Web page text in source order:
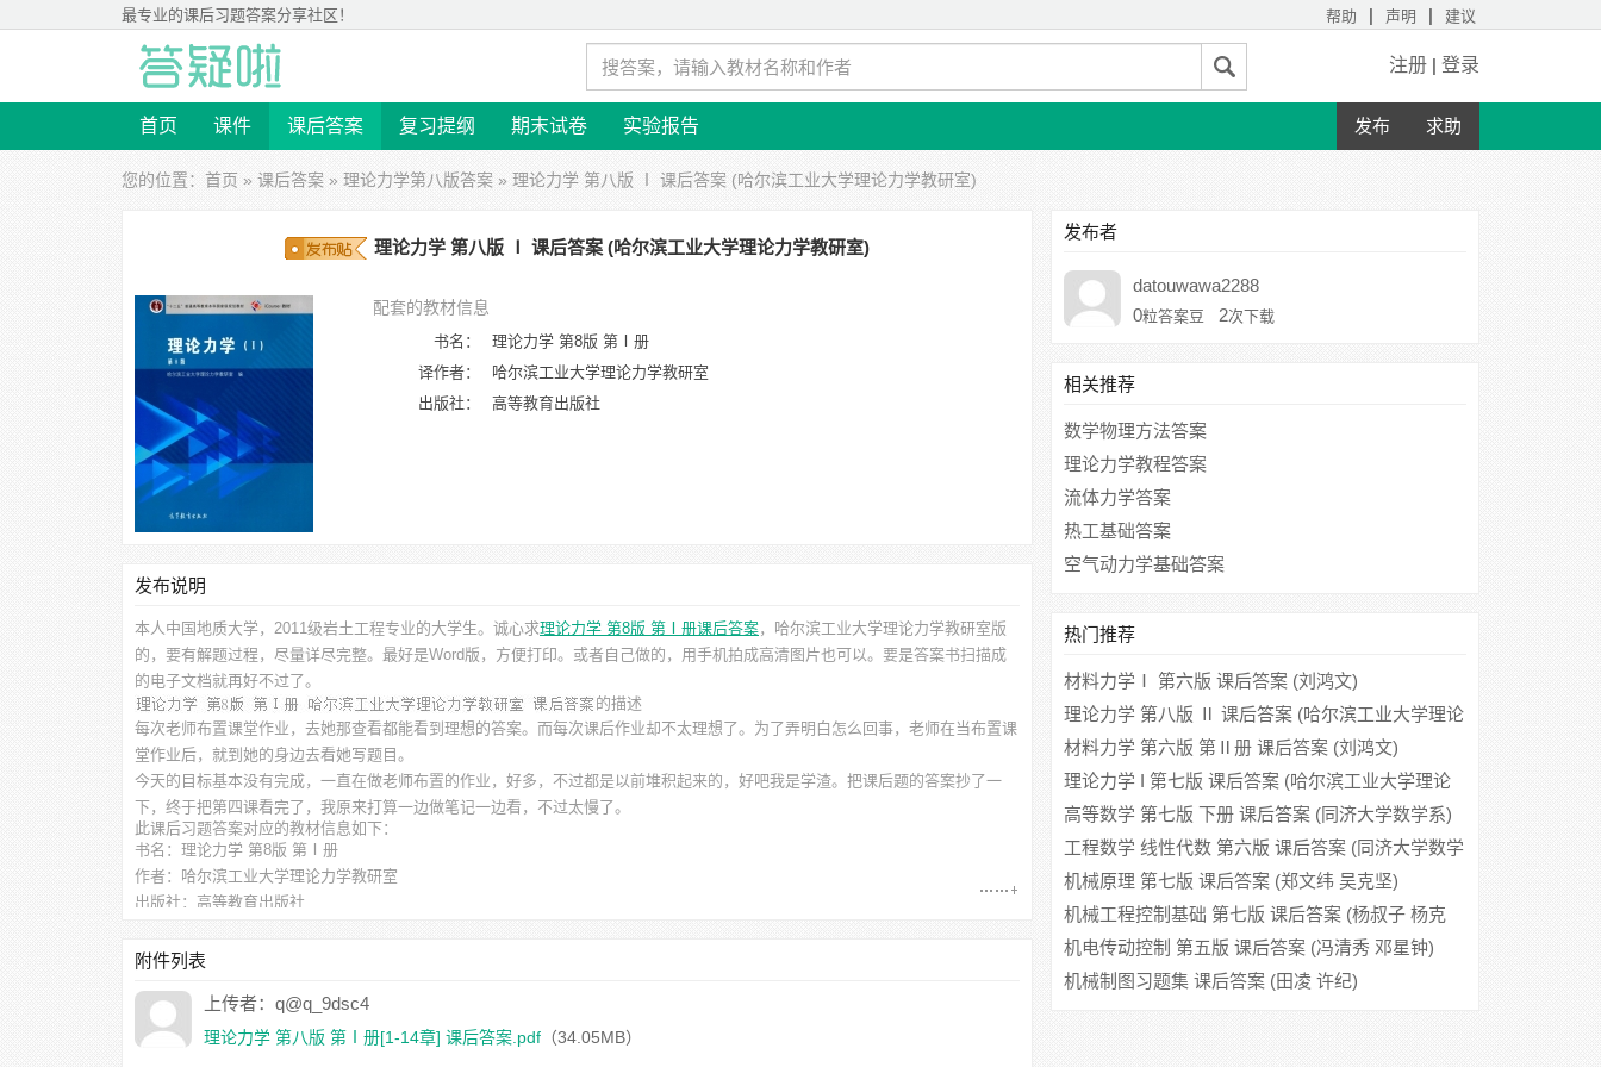
最专业的课后习题答案分享社区！ 帮助 | 声明 | 建议
注册 | 登录
首页 课件 课后答案 复习提纲 期末试卷 实验报告 发布 求助
您的位置： 首页 » 课后答案 » 理论力学第八版答案 » 理论力学 第八版 Ⅰ 课后答案 (哈尔滨工业大学理论力学教研室)
理论力学 第八版 Ⅰ 课后答案 (哈尔滨工业大学理论力学教研室)
配套的教材信息
书名：
理论力学 第8版 第Ⅰ册
译作者：
哈尔滨工业大学理论力学教研室
出版社：
高等教育出版社
发布说明
本人中国地质大学，2011级岩土工程专业的大学生。诚心求理论力学 第8版 第Ⅰ册课后答案，哈尔滨工业大学理论力学教研室版
的，要有解题过程，尽量详尽完整。最好是Word版，方便打印。或者自己做的，用手机拍成高清图片也可以。要是答案书扫描成
的电子文档就再好不过了。
的描述
每次老师布置课堂作业，去她那查看都能看到理想的答案。而每次课后作业却不太理想了。为了弄明白怎么回事，老师在当布置课
堂作业后，就到她的身边去看她写题目。
今天的目标基本没有完成，一直在做老师布置的作业，好多，不过都是以前堆积起来的，好吧我是学渣。把课后题的答案抄了一
下，终于把第四课看完了，我原来打算一边做笔记一边看，不过太慢了。
此课后习题答案对应的教材信息如下：
书名：理论力学 第8版 第Ⅰ册
作者：哈尔滨工业大学理论力学教研室
出版社：高等教育出版社
理论力学 第八版 第Ⅰ册[1-14章,学习指导含答案,影印版] 课后答案.pdf
附件列表
上传者：q@q_9dsc4
理论力学 第八版 第Ⅰ册[1-14章] 课后答案.pdf （34.05MB）
发布者
datouwawa2288
0粒答案豆 2次下载
相关推荐
数学物理方法答案
理论力学教程答案
流体力学答案
热工基础答案
空气动力学基础答案
热门推荐
材料力学Ⅰ 第六版 课后答案 (刘鸿文)
理论力学 第八版 Ⅱ 课后答案 (哈尔滨工业大学理论
力学教研室)
材料力学 第六版 第Ⅱ册 课后答案 (刘鸿文)
理论力学 I 第七版 课后答案 (哈尔滨工业大学理论
力学教研室)
高等数学 第七版 下册 课后答案 (同济大学数学系)
工程数学 线性代数 第六版 课后答案 (同济大学数学
系)
机械原理 第七版 课后答案 (郑文纬 吴克坚)
机械工程控制基础 第七版 课后答案 (杨叔子 杨克
冲)
机电传动控制 第五版 课后答案 (冯清秀 邓星钟)
机械制图习题集 课后答案 (田凌 许纪)